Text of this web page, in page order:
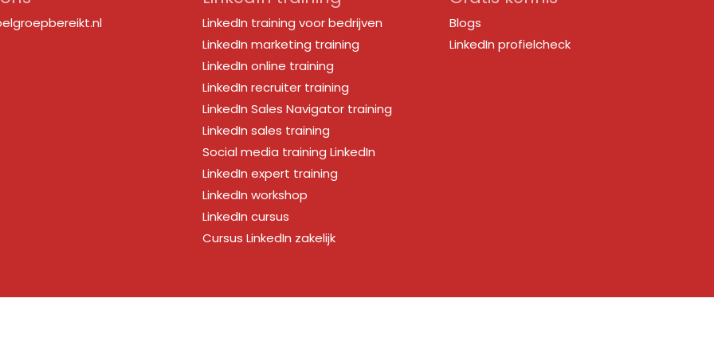
LinkedIn training voor bedrijven
LinkedIn marketing training
LinkedIn online training
LinkedIn recruiter training
LinkedIn Sales Navigator training
LinkedIn sales training
Social media training LinkedIn
LinkedIn expert training
LinkedIn workshop
LinkedIn cursus
Cursus LinkedIn zakelijk
Blogs
LinkedIn profielcheck